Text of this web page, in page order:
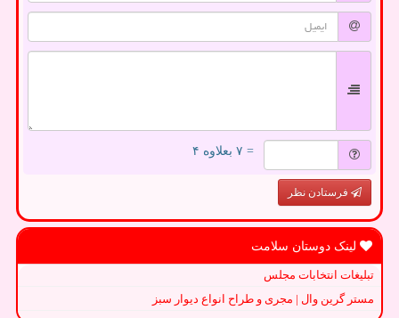
= ۷ بعلاوه ۴
فرستادن نظر
لینک دوستان سلامت
تبلیغات انتخابات مجلس
مستر گرین وال | مجری و طراح انواع دیوار سبز